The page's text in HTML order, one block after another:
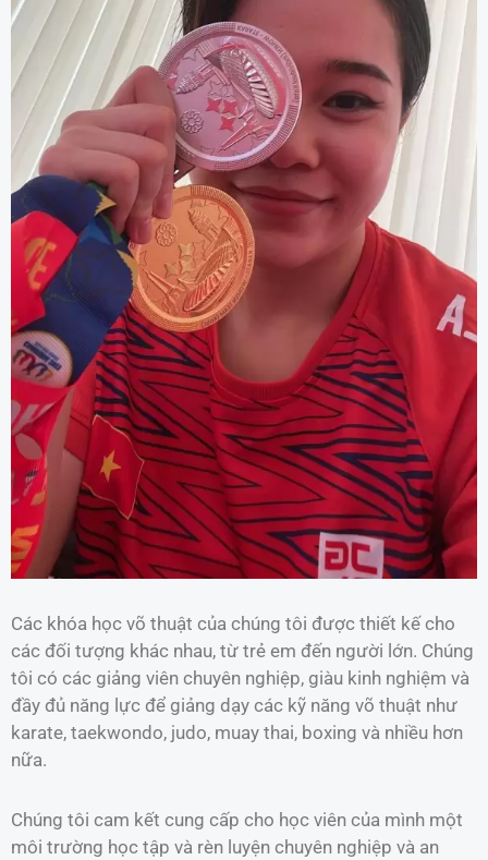
Các khóa học võ thuật của chúng tôi được thiết kế cho
các đối tượng khác nhau, từ trẻ em đến người lớn. Chúng
tôi có các giảng viên chuyên nghiệp, giàu kinh nghiệm và
đầy đủ năng lực để giảng dạy các kỹ năng võ thuật như
karate, taekwondo, judo, muay thai, boxing và nhiều hơn
nữa.
Chúng tôi cam kết cung cấp cho học viên của mình một
môi trường học tập và rèn luyện chuyên nghiệp và an